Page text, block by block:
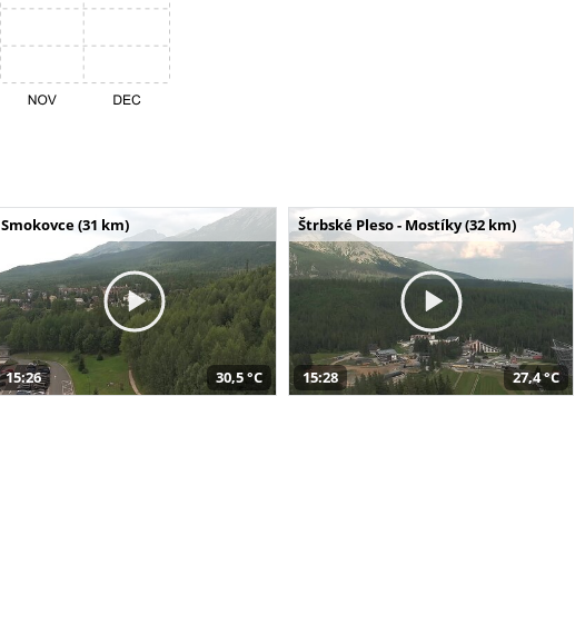
Smokovce (31 km)
15:26 30,5 °C
Štrbské Pleso - Mostíky (32 km)
15:28 27,4 °C